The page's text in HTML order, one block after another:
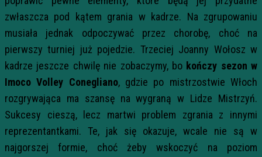
zwłaszcza pod kątem grania w kadrze. Na zgrupowaniu
musiała jednak odpoczywać przez chorobę, choć na
pierwszy turniej już pojedzie. Trzeciej Joanny Wołosz w
kadrze jeszcze chwilę nie zobaczymy, bo kończy sezon w
Imoco Volley Conegliano, gdzie po mistrzostwie Włoch
rozgrywająca ma szansę na wygraną w Lidze Mistrzyń.
Sukcesy cieszą, lecz martwi problem zgrania z innymi
reprezentantkami. Te, jak się okazuje, wcale nie są w
najgorszej formie, choć żeby wskoczyć na poziom